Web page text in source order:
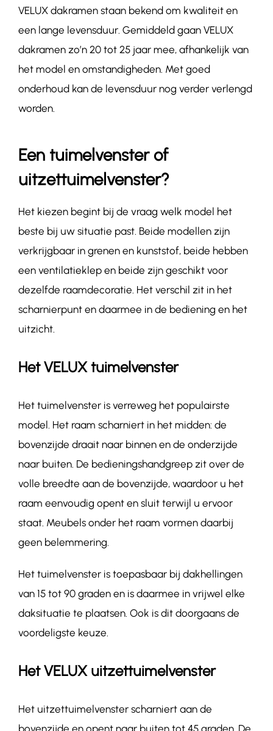
VELUX dakramen staan bekend om kwaliteit en
een lange levensduur. Gemiddeld gaan VELUX
dakramen zo’n 20 tot 25 jaar mee, afhankelijk van
het model en omstandigheden. Met goed
onderhoud kan de levensduur nog verder verlengd
worden.
Een tuimelvenster of
uitzettuimelvenster?
Het kiezen begint bij de vraag welk model het
beste bij uw situatie past. Beide modellen zijn
verkrijgbaar in grenen en kunststof, beide hebben
een ventilatieklep en beide zijn geschikt voor
dezelfde raamdecoratie. Het verschil zit in het
scharnierpunt en daarmee in de bediening en het
uitzicht.
Het VELUX tuimelvenster
Het tuimelvenster is verreweg het populairste
model. Het raam scharniert in het midden: de
bovenzijde draait naar binnen en de onderzijde
naar buiten. De bedieningshandgreep zit over de
volle breedte aan de bovenzijde, waardoor u het
raam eenvoudig opent en sluit terwijl u ervoor
staat. Meubels onder het raam vormen daarbij
geen belemmering.
Het tuimelvenster is toepasbaar bij dakhellingen
van 15 tot 90 graden en is daarmee in vrijwel elke
daksituatie te plaatsen. Ook is dit doorgaans de
voordeligste keuze.
Het VELUX uitzettuimelvenster
Het uitzettuimelvenster scharniert aan de